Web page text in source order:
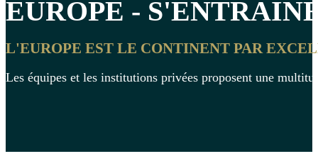
EUROPE -
L'EUROPE EST LE CONTINENT PAR
Les équipes et les institutions privées proposent une